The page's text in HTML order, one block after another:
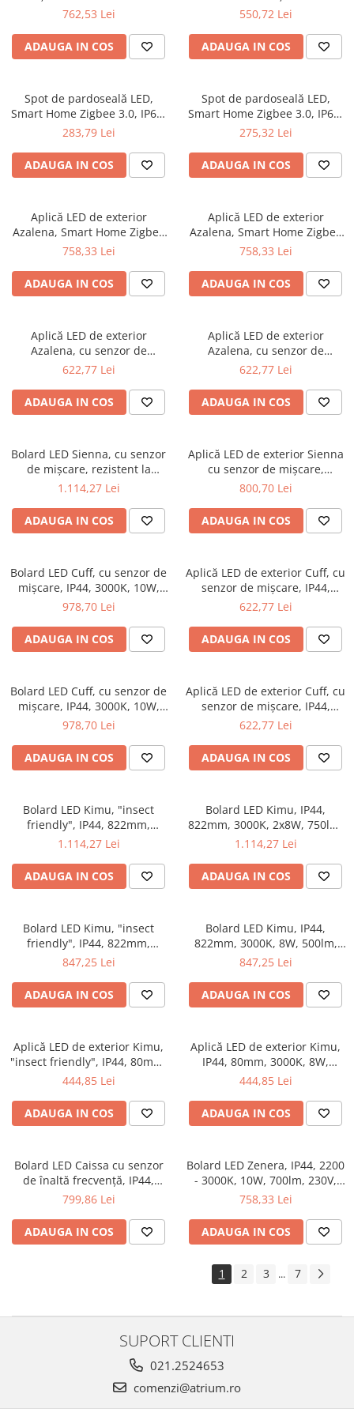
Iluminat pe cabluri
Accesorii
Seturi si spoturi pe cablu
Iluminat pe sină
Abajururi
Alimentare
Conectori
Sine si sisteme sină
Sină trifazică
Iluminat pentru bucatarie
Bandă LED
Panouri LED
Iluminat portabil
Iluminat tablouri
Iluminat fonoabsorbant
Familia June
Familia Lirena
Familia ULine
Iluminat pentru plante
Lampadare
Penduluri
Plafoniere
Suspensii
Veioze
Panouri LED
Aplicat
Accesorii
Decorative
Iluminare decorativă
Iluminare generală
Spoturi pentru mobilier
Verticale (de perete)
Sistem Plug&Shine
Accesorii
Benzi luminoase
Corpuri de iluminat de pardoseală
Minispoturi
Obiecte luminoase decorative
Penduluri
Spoturi de grădină
Spoturi subacvatice
Solare
Aplice
Veioze
900lm, 230V, antracit
762,53 Lei
ADAUGA IN COS
3000K, 11W, 900lm, 230V,
550,72 Lei
ADAUGA IN COS
Spot de pardoseală LED,
Smart Home Zigbee 3.0, IP67,
pătrat, RGBW+, 4,9W, 300lm,
283,79 Lei
ADAUGA IN COS
Spot de pardoseală LED,
Smart Home Zigbee 3.0, IP67,
rotund, RGBW+, 4,9W, 300lm,
275,32 Lei
ADAUGA IN COS
Aplică LED de exterior
Azalena, Smart Home Zigbee
3.0, cu senzor de mișcare,
variabilă, 8,5W, 700lm, 230V,
alb
758,33 Lei
ADAUGA IN COS
Aplică LED de exterior
Azalena, Smart Home Zigbee
3.0, cu senzor de mișcare,
variabilă, 8,5W, 700lm, 230V,
antracit
758,33 Lei
ADAUGA IN COS
Aplică LED de exterior
Azalena, cu senzor de
mișcare, IP44, 3000K, 8,5W,
622,77 Lei
ADAUGA IN COS
Aplică LED de exterior
Azalena, cu senzor de
mișcare, IP44, 3000K, 8,5W,
622,77 Lei
ADAUGA IN COS
Bolard LED Sienna, cu senzor
de mișcare, rezistent la
atmosferă marină, IP44,
antracit
1.114,27 Lei
ADAUGA IN COS
Aplică LED de exterior Sienna
cu senzor de mișcare,
rezistentă la atmosferă
500lm, 230V, antracit
800,70 Lei
ADAUGA IN COS
Bolard LED Cuff, cu senzor de
mișcare, IP44, 3000K, 10W,
700lm, 230V, 70°, alb
978,70 Lei
ADAUGA IN COS
Aplică LED de exterior Cuff, cu
senzor de mișcare, IP44,
3000K, 10W, 700lm, 230V, 70°,
622,77 Lei
ADAUGA IN COS
Bolard LED Cuff, cu senzor de
mișcare, IP44, 3000K, 10W,
700lm, 230V, 70°, antracit
978,70 Lei
ADAUGA IN COS
Aplică LED de exterior Cuff, cu
senzor de mișcare, IP44,
3000K, 10W, 700lm, 230V, 70°,
622,77 Lei
ADAUGA IN COS
Bolard LED Kimu, "insect
friendly", IP44, 822mm,
2200K, 2x7,8W, 720lm, 230V,
1.114,27 Lei
ADAUGA IN COS
Bolard LED Kimu, IP44,
822mm, 3000K, 2x8W, 750lm,
230V, 70°, antracit
1.114,27 Lei
ADAUGA IN COS
Bolard LED Kimu, "insect
friendly", IP44, 822mm,
2200K, 7,8W, 500lm, 230V,
847,25 Lei
ADAUGA IN COS
Bolard LED Kimu, IP44,
822mm, 3000K, 8W, 500lm,
230V, 70°, antracit
847,25 Lei
ADAUGA IN COS
Aplică LED de exterior Kimu,
"insect friendly", IP44, 80mm,
2200K, 7,8W, 500lm, 230V,
444,85 Lei
ADAUGA IN COS
Aplică LED de exterior Kimu,
IP44, 80mm, 3000K, 8W,
500lm, 230V, 70°, antracit
444,85 Lei
ADAUGA IN COS
Bolard LED Caissa cu senzor
de înaltă frecvență, IP44,
3000K, 9W, 700lm, 230V, 65°,
799,86 Lei
ADAUGA IN COS
Bolard LED Zenera, IP44, 2200
- 3000K, 10W, 700lm, 230V,
antracit
758,33 Lei
ADAUGA IN COS
1 2 3 ... 7
SUPORT CLIENTI
021.2524653
comenzi@atrium.ro